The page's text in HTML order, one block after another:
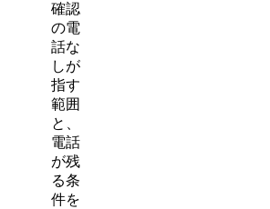
確認
の電
話な
しが
指す
範囲
と、
電話
が残
る条
件を